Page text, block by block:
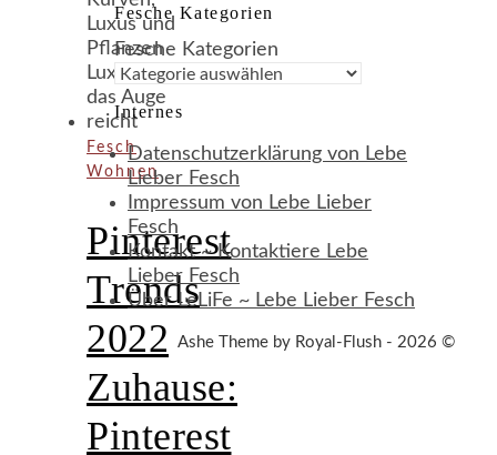
Fesch
Wohnen
Pinterest
Trends
2022
Zuhause:
Pinterest
Fesche Kategorien
Fesche Kategorien
Internes
Datenschutzerklärung von Lebe
Lieber Fesch
Impressum von Lebe Lieber
Fesch
Kontakt ~ Kontaktiere Lebe
Lieber Fesch
Über LeLiFe ~ Lebe Lieber Fesch
Ashe Theme by Royal-Flush - 2026 ©